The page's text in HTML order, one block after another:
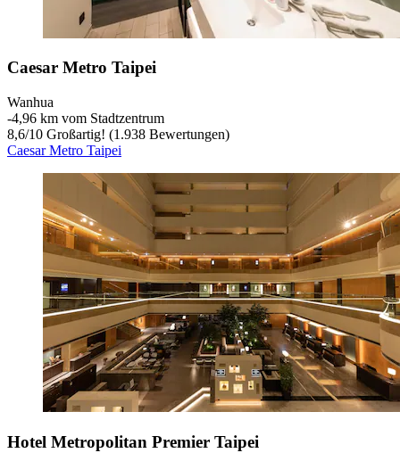
Caesar Metro Taipei
Wanhua
‐4,96 km vom Stadtzentrum
8,6/10 Großartig! (1.938 Bewertungen)
Caesar Metro Taipei
Hotel Metropolitan Premier Taipei